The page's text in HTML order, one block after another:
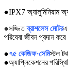
●IPX7 অ্যালুমিনিয়াম
●সজ্জিত ব্রাশলেস মোটর
পরিষেবা জীবন প্রদান করে
●৭৫ কেজিফ·সেমিস্টল
●অ্যাপ্লিকেশনের